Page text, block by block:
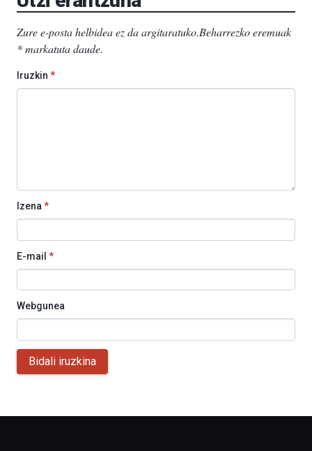
Zure e-posta helbidea ez da argitaratuko.Beharrezko eremuak
*markatuta daude.
Iruzkin *
Izena*
E-mail *
Webgunea
Bidali iruzkina